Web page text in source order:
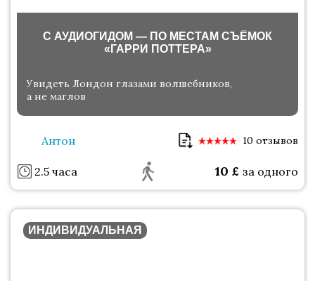
С АУДИОГИДОМ — ПО МЕСТАМ СЪЁМОК
«ГАРРИ ПОТТЕРА»
Увидеть Лондон глазами волшебников,
а не маглов
Антон 10 отзывов
2.5 часа 10 £ за одного
ИНДИВИДУАЛЬНАЯ